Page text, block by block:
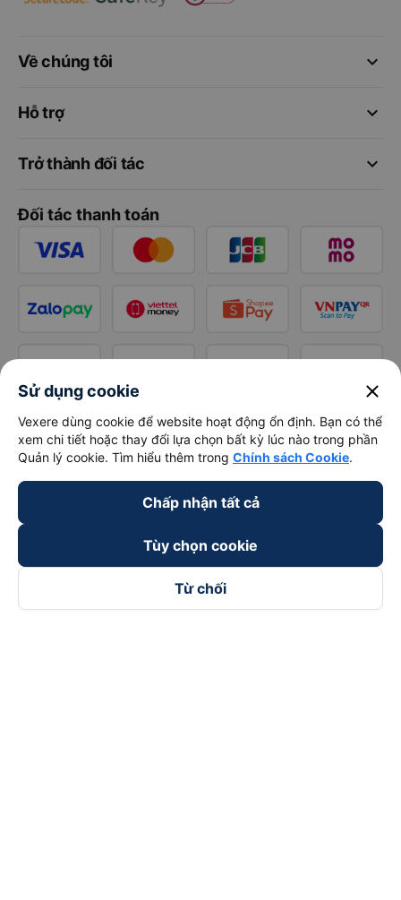
keyboard_arrow_down
Về chúng tôi
keyboard_arrow_down
Hỗ trợ
keyboard_arrow_down
Trở thành đối tác
Đối tác thanh toán
Sử dụng cookie close
Vexere dùng cookie để website hoạt động ổn định. Bạn có thể
xem chi tiết hoặc thay đổi lựa chọn bất kỳ lúc nào trong phần
Quản lý cookie. Tìm hiểu thêm trong Chính sách Cookie.
Chấp nhận tất cả
Tùy chọn cookie
Từ chối